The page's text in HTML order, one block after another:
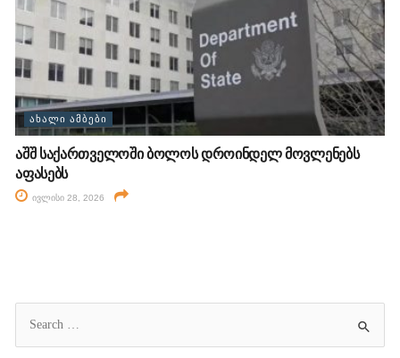
ᲐᲮᲐᲚᲘ ᲐᲛᲑᲔᲑᲘ
აშშ საქართველოში ბოლოს დროინდელ მოვლენებს
აფასებს
ივლისი 28, 2026